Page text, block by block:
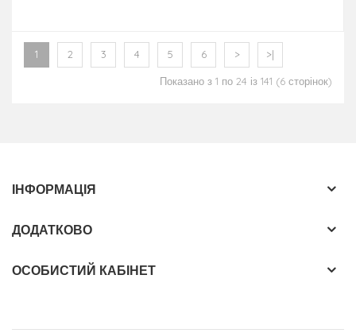
1 2 3 4 5 6 > >|
Показано з 1 по 24 із 141 (6 сторінок)
ІНФОРМАЦІЯ
ДОДАТКОВО
ОСОБИСТИЙ КАБІНЕТ